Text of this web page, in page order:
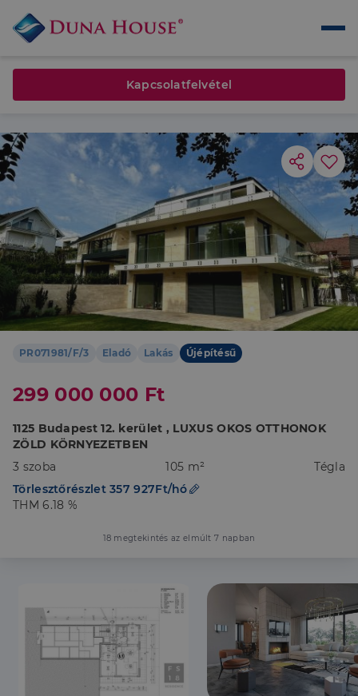
PR071981/F/3 Eladó Lakás Újépítésű
299 000 000 Ft
1125 Budapest 12. kerület , LUXUS OKOS OTTHONOK
ZÖLD KÖRNYEZETBEN
3 szoba
105 m²
Tégla
Törlesztőrészlet 357 927Ft/hó
THM 6.18 %
18 megtekintés az elmúlt 7 napban
Kapcsolatfelvétel